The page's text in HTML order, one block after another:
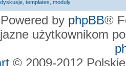
templates, moduły
Powered by phpBB®
użytkownikom
© 2009-2012